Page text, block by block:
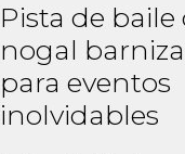
Pista de baile
nogal
para eventos
inolvidables